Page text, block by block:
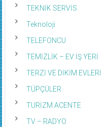
TEKNİK SERVİS
Teknoloji
TELEFONCU
TEMİZLİK – EV İŞ YERİ
TERZİ VE DİKİM EVLERİ
TÜPÇÜLER
TURİZM ACENTE
TV – RADYO